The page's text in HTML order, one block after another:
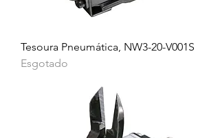
Tesoura Pneumática, NW3-20-V001S
Esgotado